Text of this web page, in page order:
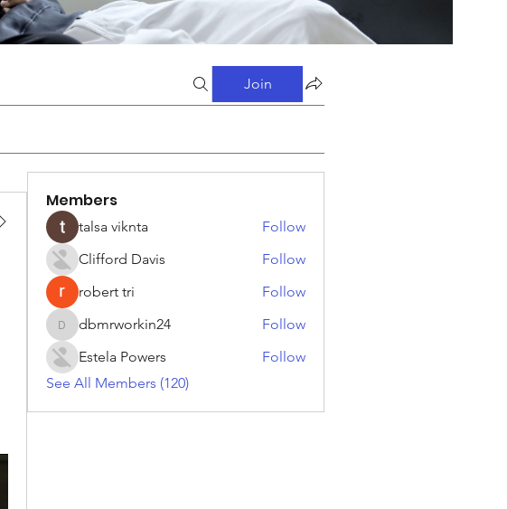
Join
Members
talsa viknta
Follow
Clifford Davis
Follow
robert tri
Follow
dbmrworkin24
dbmrworkin24
Follow
Estela Powers
Follow
See All Members (120)